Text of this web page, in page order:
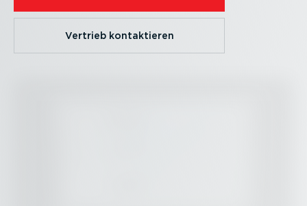
Vertrieb kontak­tieren